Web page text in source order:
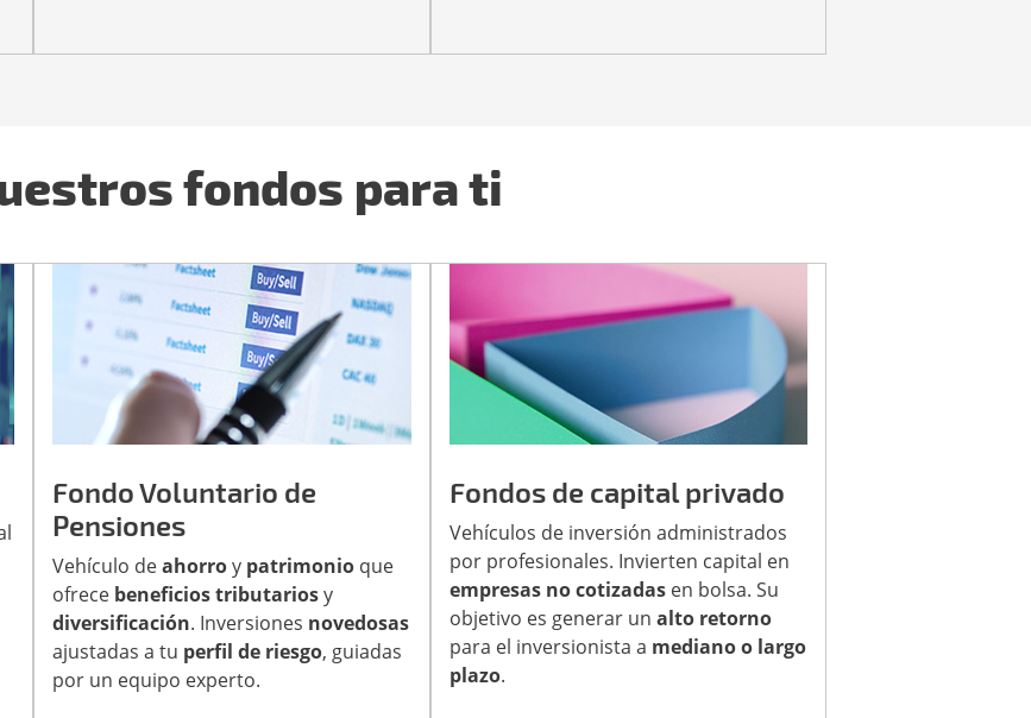
fondos para ti
Fondo Voluntario de
Pensiones
Vehículo deahorroy patrimonio que
ofrece beneficios tributariosy
diversificación. Inversiones novedosas
ajustadas a tu perfil de riesgo, guiadas
por un equipo experto.
Fondos de capital privado
Vehículos de inversión administrados
por profesionales. Invierten capital en
empresas no cotizadasen bolsa. Su
objetivo es generar un alto retorno
para el inversionista a mediano o largo
plazo.